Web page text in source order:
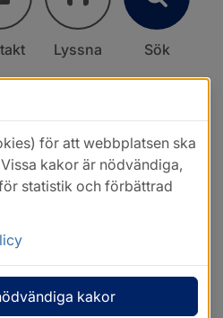
Lyssna Sök
för att webbplatsen ska
kakor är nödvändiga,
statistik och förbättrad
kakor